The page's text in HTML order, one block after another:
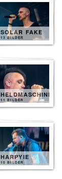
SOLAR FAKE
13 BILDER
HELDMASCHINE
11 BILDER
HARPYIE
10 BILDER